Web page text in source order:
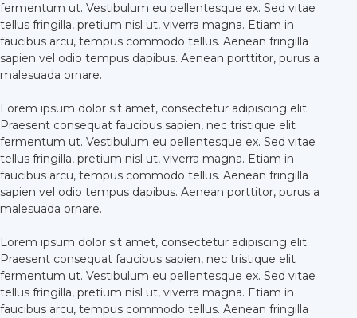
fermentum ut. Vestibulum eu pellentesque ex. Sed vitae
tellus fringilla, pretium nisl ut, viverra magna. Etiam in
faucibus arcu, tempus commodo tellus. Aenean fringilla
sapien vel odio tempus dapibus. Aenean porttitor, purus a
malesuada ornare.
Lorem ipsum dolor sit amet, consectetur adipiscing elit.
Praesent consequat faucibus sapien, nec tristique elit
fermentum ut. Vestibulum eu pellentesque ex. Sed vitae
tellus fringilla, pretium nisl ut, viverra magna. Etiam in
faucibus arcu, tempus commodo tellus. Aenean fringilla
sapien vel odio tempus dapibus. Aenean porttitor, purus a
malesuada ornare.
Lorem ipsum dolor sit amet, consectetur adipiscing elit.
Praesent consequat faucibus sapien, nec tristique elit
fermentum ut. Vestibulum eu pellentesque ex. Sed vitae
tellus fringilla, pretium nisl ut, viverra magna. Etiam in
faucibus arcu, tempus commodo tellus. Aenean fringilla